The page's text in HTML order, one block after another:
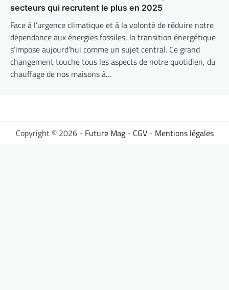
secteurs qui recrutent le plus en 2025
Face à l’urgence climatique et à la volonté de réduire notre
dépendance aux énergies fossiles, la transition énergétique
s’impose aujourd’hui comme un sujet central. Ce grand
changement touche tous les aspects de notre quotidien, du
chauffage de nos maisons à…
Copyright © 2026 - Future Mag- CGV- Mentions légales